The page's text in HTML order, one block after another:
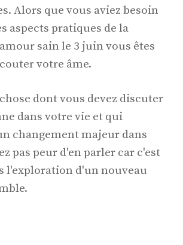
Alors que vous aviez besoin
aspects pratiques de la
sain le 3 juin vous êtes
votre âme.
dont vous devez discuter
dans votre vie et qui
changement majeur dans
pas peur d'en parler car c'est
l'exploration d'un nouveau